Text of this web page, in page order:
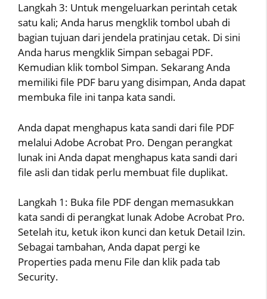
Langkah 3: Untuk mengeluarkan perintah cetak
satu kali; Anda harus mengklik tombol ubah di
bagian tujuan dari jendela pratinjau cetak. Di sini
Anda harus mengklik Simpan sebagai PDF.
Kemudian klik tombol Simpan. Sekarang Anda
memiliki file PDF baru yang disimpan, Anda dapat
membuka file ini tanpa kata sandi.
Anda dapat menghapus kata sandi dari file PDF
melalui Adobe Acrobat Pro. Dengan perangkat
lunak ini Anda dapat menghapus kata sandi dari
file asli dan tidak perlu membuat file duplikat.
Langkah 1: Buka file PDF dengan memasukkan
kata sandi di perangkat lunak Adobe Acrobat Pro.
Setelah itu, ketuk ikon kunci dan ketuk Detail Izin.
Sebagai tambahan, Anda dapat pergi ke
Properties pada menu File dan klik pada tab
Security.